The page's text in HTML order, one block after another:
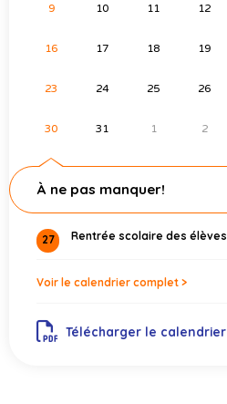
9 10 11 12
16 17 18 19
23 24 25 26
30 31 1 2
À ne pas manquer!
27 Rentrée scolaire des élèves
Voir le calendrier complet >
Télécharger le calendrier